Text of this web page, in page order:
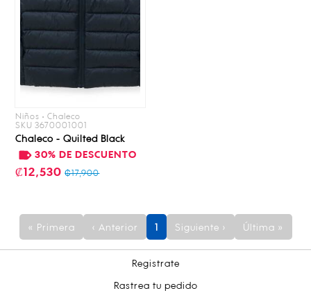
Niños • Chaleco
SKU 3670001001
Chaleco - Quilted Black
30% DE DESCUENTO
₡12,530 ₡17,900
« Primera ‹ Anterior 1 Siguiente › Última »
Registrate
Rastrea tu pedido